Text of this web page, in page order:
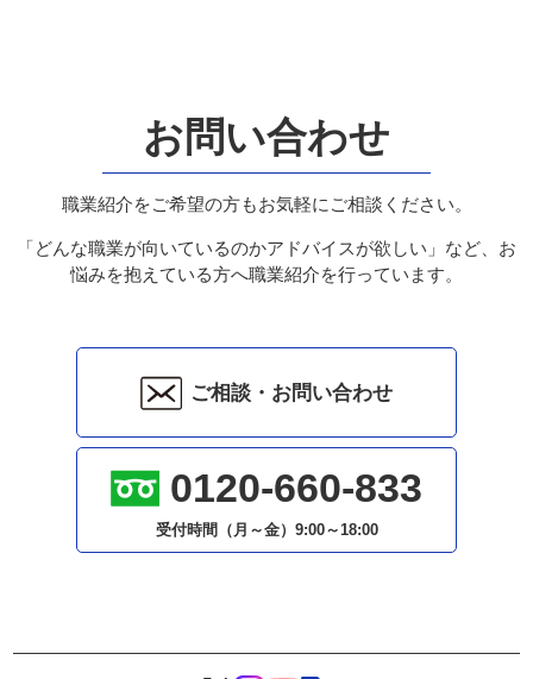
お問い合わせ
職業紹介をご希望の方もお気軽にご相談ください。
「どんな職業が向いているのかアドバイスが欲しい」など、お
悩みを抱えている方へ職業紹介を行っています。
ご相談・お問い合わせ
0120-660-833
受付時間（月～金） 9:00～18:00